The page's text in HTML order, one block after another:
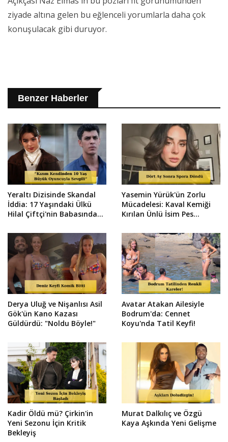
ziyade altına gelen bu eğlenceli yorumlarla daha çok
konuşulacak gibi duruyor.
Benzer Haberler
Yeraltı Dizisinde Skandal
İddia: 17 Yaşındaki Ülkü
Hilal Çiftçi'nin Babasından
Yasemin Yürük'ün Zorlu
Mücadelesi: Kaval Kemiği
Kırılan Ünlü İsim Pes
Derya Uluğ ve Nişanlısı Asil
Gök'ün Kano Kazası
Güldürdü: "Noldu Böyle!"
Avatar Atakan Ailesiyle
Bodrum'da: Cennet
Koyu'nda Tatil Keyfi!
Kadir Öldü mü? Çirkin'in
Yeni Sezonu İçin Kritik
Bekleyiş
Murat Dalkılıç ve Özgü
Kaya Aşkında Yeni Gelişme